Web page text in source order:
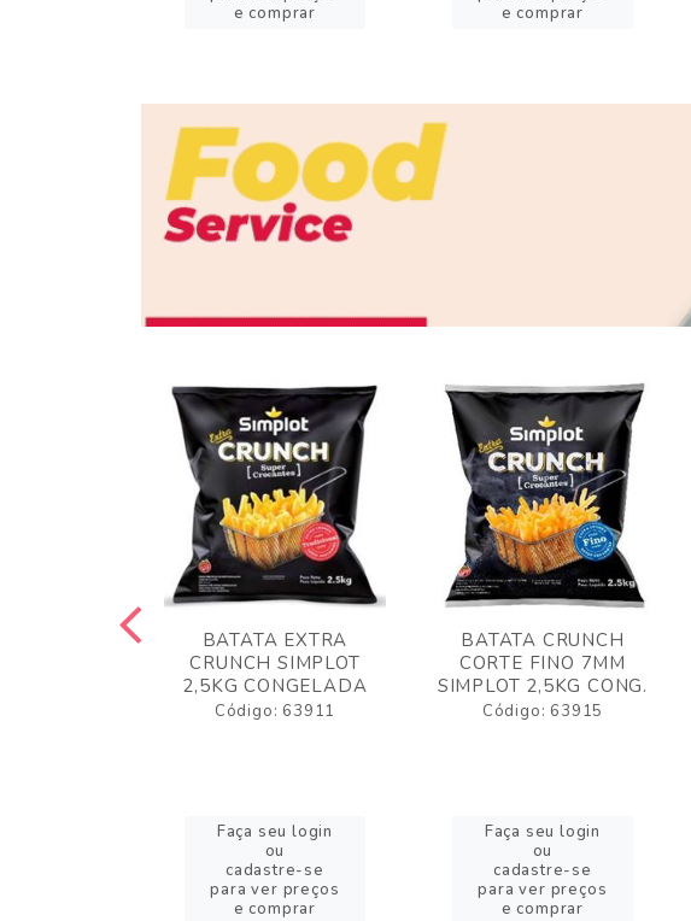
e comprar
e comprar
BATATA EXTRA
CRUNCH SIMPLOT
2,5KG CONGELADA
Código: 63911
Faça seu login
ou
cadastre-se
para ver preços
e comprar
BATATA CRUNCH
CORTE FINO 7MM
SIMPLOT 2,5KG CONG.
Código: 63915
Faça seu login
ou
cadastre-se
para ver preços
e comprar